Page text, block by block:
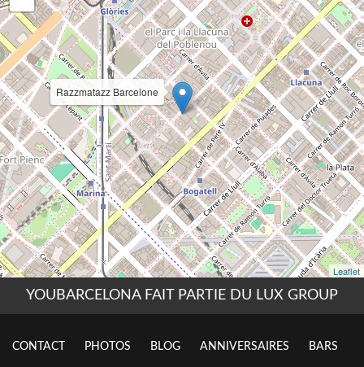
YOUBARCELONA FAIT PARTIE DU LUX GROUP
CONTACT PHOTOS BLOG ANNIVERSAIRES BARS